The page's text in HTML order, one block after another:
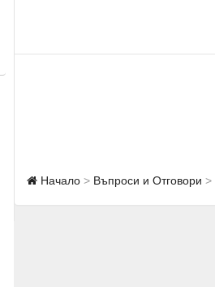
Начало Въпроси и Отговори